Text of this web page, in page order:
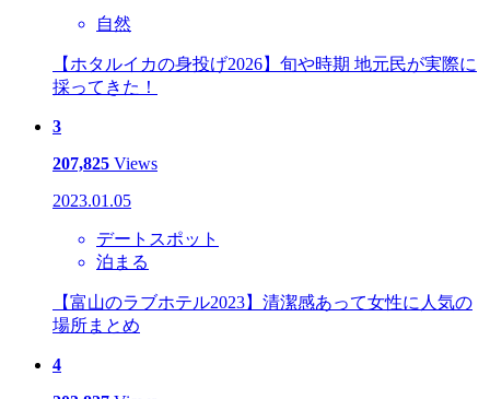
自然
【ホタルイカの身投げ2026】旬や時期 地元民が実際に
採ってきた！
3
207,825 Views
2023.01.05
デートスポット
泊まる
【富山のラブホテル2023】清潔感あって女性に人気の
場所まとめ
4